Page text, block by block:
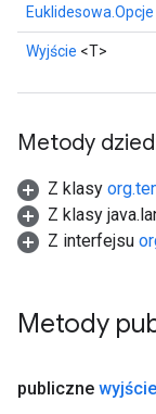
Euklidesowa.Opcje
Wyjście <T>
Metody
Z klasy
Z klasy
Z interfejsu
Metody
publiczne wyjście